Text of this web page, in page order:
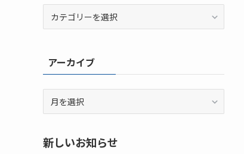
ーアーカイブ
イ
ブ
新しいお知らせ